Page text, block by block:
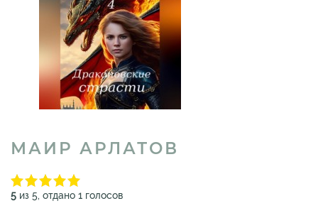
МАИР АРЛАТОВ
5 из 5, отдано 1 голосов